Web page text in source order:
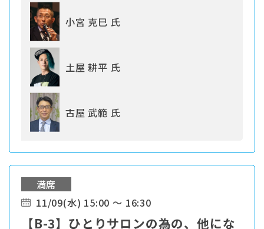
小宮 克巳 氏
土屋 耕平 氏
古屋 武範 氏
満席
11/09(水) 15:00 ～ 16:30
【B-3】ひとりサロンの為の、他にな